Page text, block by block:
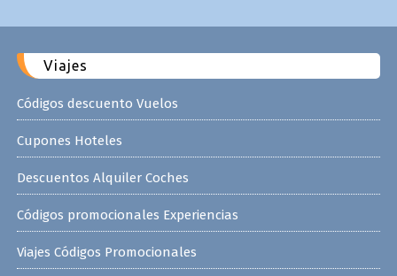
Viajes
Códigos descuento Vuelos
Cupones Hoteles
Descuentos Alquiler Coches
Códigos promocionales Experiencias
Viajes Códigos Promocionales